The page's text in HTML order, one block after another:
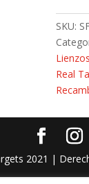
SKU:
Real
2021 |